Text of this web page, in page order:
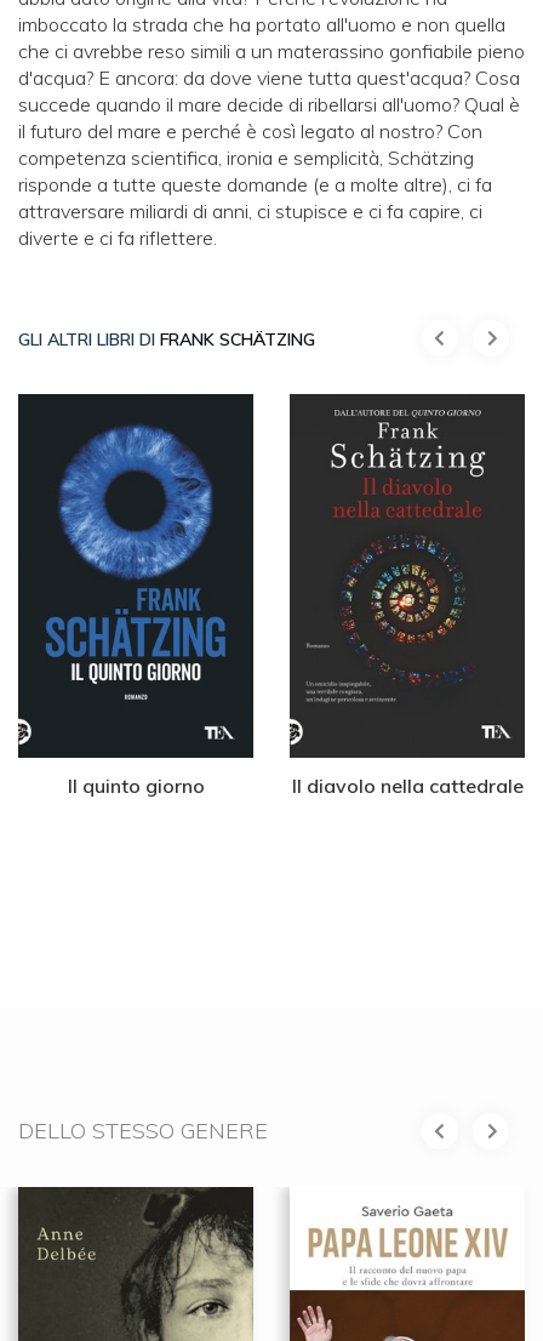
imboccato la strada che ha portato all'uomo e non quella
che ci avrebbe reso simili a un materassino gonfiabile pieno
d'acqua? E ancora: da dove viene tutta quest'acqua? Cosa
succede quando il mare decide di ribellarsi all'uomo? Qual è
il futuro del mare e perché è così legato al nostro? Con
competenza scientifica, ironia e semplicità, Schätzing
risponde a tutte queste domande (e a molte altre), ci fa
attraversare miliardi di anni, ci stupisce e ci fa capire, ci
diverte e ci fa riflettere.
GLI ALTRI LIBRI DI FRANK SCHÄTZING
Il quinto giorno Il diavolo nella cattedrale
DELLO STESSO GENERE